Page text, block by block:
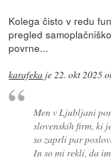
Kolega čisto v redu
pregled
povrne...
karafeka je22. okt 2025
Men v Ljubljani
slovenskih firm, ki
so zaprli par
In so mi rekli, da